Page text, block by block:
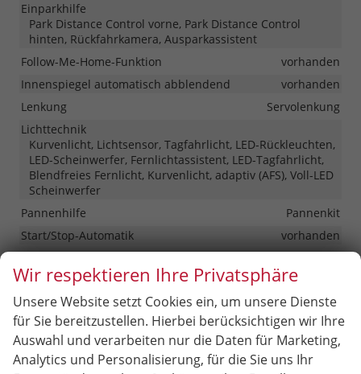
Einparkhilfe
Park Distance Control vorne, Park Distance Control
hinten, Rückfahrkamera, Ausparkassistent
Follow-Me-Home-Funktion
vorhanden
Innenspiegel automatisch abblendend
vorhanden
Lenkung
Servolenkung
Lichttechnik
Kurvenlicht, Lichtsensor, Tagfahrlicht, LED-Rückleuchten,
LED-Scheinwerfer, Fernlichtassistent, LED-Tagfahrlicht,
Blendfreies Fernlicht, Kurvenlicht, adaptiv (AFS), Voll-LED
Scheinwerfer
Pannenhilfe
Pannenkit
Start/Stop-Automatik
vorhanden
Zentralverriegelung, Zentralverriegelung mit
Funkfernbedienung, Schlüssellose Zentralverriegelung
(Keyless Go)
Außen
Wir respektieren Ihre Privatsphäre
Unsere Website setzt Cookies ein, um unsere Dienste
für Sie bereitzustellen. Hierbei berücksichtigen wir Ihre
Auswahl und verarbeiten nur die Daten für Marketing,
Analytics und Personalisierung, für die Sie uns Ihr